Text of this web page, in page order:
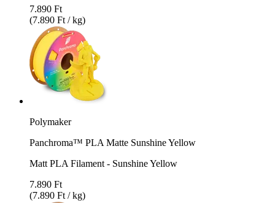
7.890 Ft
(7.890 Ft / kg)
Polymaker
Panchroma™ PLA Matte Sunshine Yellow
Matt PLA Filament - Sunshine Yellow
7.890 Ft
(7.890 Ft / kg)